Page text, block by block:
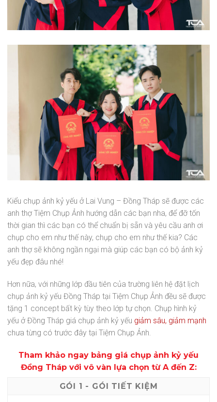
Kiểu chụp ảnh kỷ yếu ở Lai Vung – Đồng Tháp sẽ được các
anh thợ Tiệm Chụp Ảnh hướng dẫn các bạn nha, để đỡ tốn
thời gian thì các bạn có thể chuẩn bị sẵn và yêu cầu anh ơi
chụp cho em như thế này, chụp cho em như thế kia? Các
anh thợ sẽ không ngần ngại mà giúp các bạn có bộ ảnh kỷ
yếu đẹp đâu nhé!
Hơn nữa, với những lớp đầu tiên của trường liên hệ đặt lịch
chụp ảnh kỷ yếu Đồng Tháp tại Tiệm Chụp Ảnh đều sẽ được
tặng 1 concept bất kỳ tùy theo lớp tự chọn. Chụp hình kỷ
yếu ở Đồng Tháp giá chụp ảnh kỷ yếu giảm sâu, giảm mạnh
chưa từng có trước đây tại Tiệm Chụp Ảnh.
Tham khảo ngay bảng giá chụp ảnh kỷ yếu
Đồng Tháp với vô vàn lựa chọn từ A đến Z:
GÓI 1 - GÓI TIẾT KIỆM